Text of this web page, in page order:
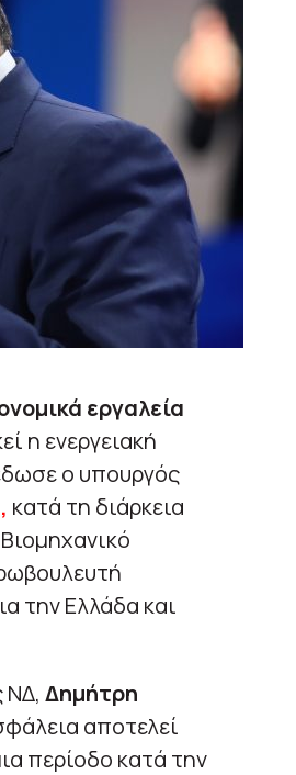
εργαλεία
η ενεργειακή
ο υπουργός
κατά τη διάρκεια
την Ελλάδα και
ΝΔ, Δημήτρη
αποτελεί
περίοδο κατά την